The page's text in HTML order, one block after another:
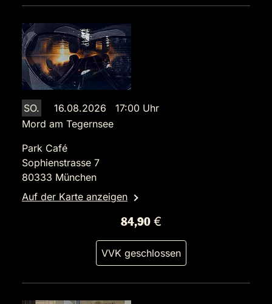
SO.
16.08.2026 17:00 Uhr
Mord am Tegernsee
Park Café
Sophienstrasse 7
80333 München
Auf der Karte anzeigen
84,90 €
VVK geschlossen